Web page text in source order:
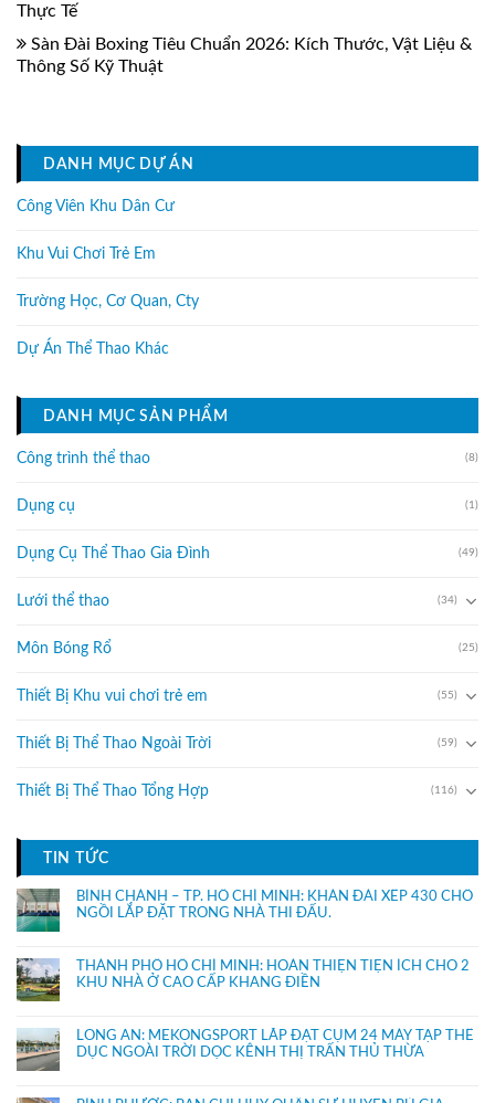
Thực Tế
Sàn Đài Boxing Tiêu Chuẩn 2026: Kích Thước, Vật Liệu &
Thông Số Kỹ Thuật
DANH MỤC DỰ ÁN
Công Viên Khu Dân Cư
Khu Vui Chơi Trẻ Em
Trường Học, Cơ Quan, Cty
Dự Án Thể Thao Khác
DANH MỤC SẢN PHẨM
Công trình thể thao (8)
Dụng cụ (1)
Dụng Cụ Thể Thao Gia Đình (49)
Lưới thể thao (34)
Môn Bóng Rổ (25)
Thiết Bị Khu vui chơi trẻ em (55)
Thiết Bị Thể Thao Ngoài Trời (59)
Thiết Bị Thể Thao Tổng Hợp (116)
TIN TỨC
BÌNH CHÁNH – TP. HỒ CHÍ MINH: KHÁN ĐÀI XẾP 430 CHỔ
NGỒI LẮP ĐẶT TRONG NHÀ THI ĐẤU.
THÀNH PHỐ HỒ CHÍ MINH: HOÀN THIỆN TIỆN ÍCH CHO 2
KHU NHÀ Ở CAO CẤP KHANG ĐIỀN
LONG AN: MEKONGSPORT LẮP ĐẶT CỤM 24 MÁY TẬP THỂ
DỤC NGOÀI TRỜI DỌC KÊNH THỊ TRẤN THỦ THỪA